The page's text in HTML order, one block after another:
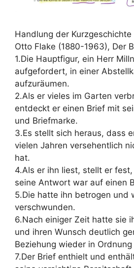
Handlung der Kurzgeschichte
Otto Flake (1880-1963), Der
1.Die Hauptfigur, ein Herr
aufgefordert, in einer
aufzuräumen.
2.Als er vieles im Garten
entdeckt er einen Brief mit
und Briefmarke.
3.Es stellt sich heraus, dass
vielen Jahren versehentlich
hat.
4.Als er ihn liest, stellt er
seine Antwort war auf einen
5.Die hatte ihn betrogen und
verschwunden.
6.Nach einiger Zeit hatte sie
und ihren Wunsch deutlich
Beziehung wieder in
7.Der Brief enthielt und